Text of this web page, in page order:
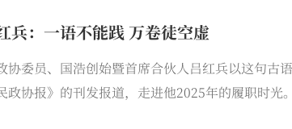
兵：一语不能践 万卷徒空虚
委员、国浩创始暨首席合伙人吕红兵以这句古
协报》的刊发报道，走进他2025年的履职时光。